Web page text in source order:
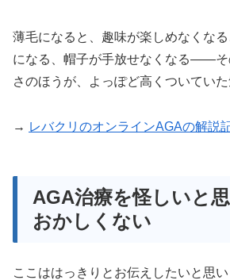
薄毛になると、趣味が楽しめなくな
になる、帽子が手放せなくなる——そ
さのほうが、よっぽど高くついていた
→ レバクリのオンラインAGAの解説
AGA治療を怪しいと思
おかしくない
ここははっきりとお伝えしたいと思い